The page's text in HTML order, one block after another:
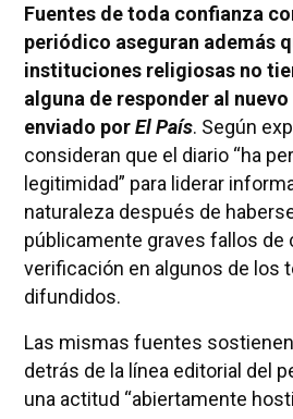
Fuentes de toda confianza
periódico aseguran además
instituciones religiosas no
alguna de responder al
enviado porEl País. Según
consideran que el diario “ha
legitimidad” para liderar
naturaleza después de
públicamente graves fallos de
verificación en algunos de los
difundidos.
Las mismas fuentes
detrás de la línea editorial del
una actitud “abiertamente